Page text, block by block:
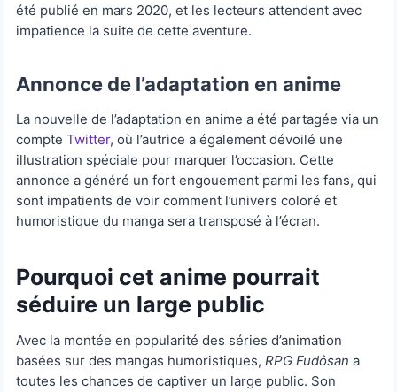
été publié en mars 2020, et les lecteurs attendent avec
impatience la suite de cette aventure.
Annonce de l’adaptation en anime
La nouvelle de l’adaptation en anime a été partagée via un
compte Twitter, où l’autrice a également dévoilé une
illustration spéciale pour marquer l’occasion. Cette
annonce a généré un fort engouement parmi les fans, qui
sont impatients de voir comment l’univers coloré et
humoristique du manga sera transposé à l’écran.
Pourquoi cet anime pourrait
séduire un large public
Avec la montée en popularité des séries d’animation
basées sur des mangas humoristiques, RPG Fudôsan a
toutes les chances de captiver un large public. Son